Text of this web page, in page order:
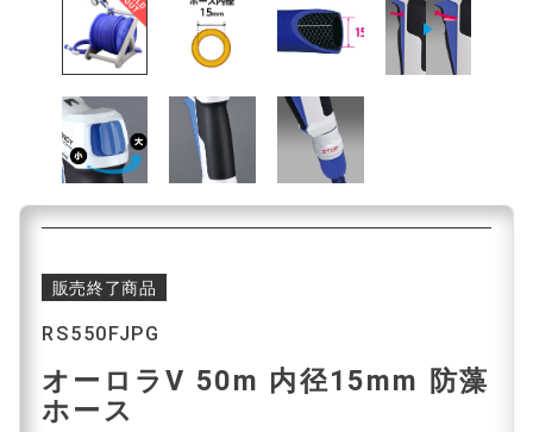
販売終了商品
RS550FJPG
オーロラV 50m 内径15mm 防藻
ホース